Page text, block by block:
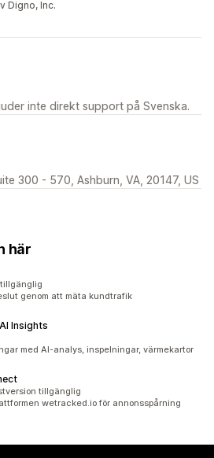
Digno, Inc.
inte direkt support på Svenska.
300 - 570, Ashburn, VA, 20147, US
här
genom att mäta kundtrafik
Insights
med AI-analys, inspelningar, värmekartor
tillgänglig
wetracked.io för annonsspårning